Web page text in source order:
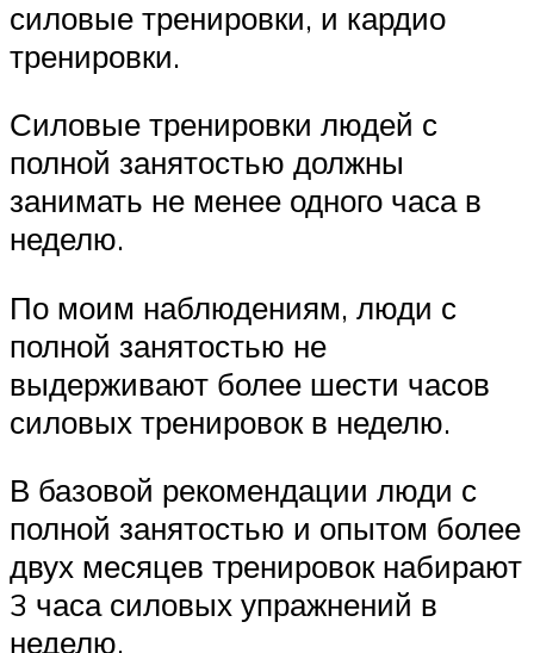
силовые тренировки, и кардио
тренировки.
Силовые тренировки людей с
полной занятостью должны
занимать не менее одного часа в
неделю.
По моим наблюдениям, люди с
полной занятостью не
выдерживают более шести часов
силовых тренировок в неделю.
В базовой рекомендации люди с
полной занятостью и опытом более
двух месяцев тренировок набирают
3 часа силовых упражнений в
неделю.